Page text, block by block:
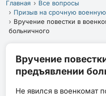
Главная
Все вопросы
Призыв на срочную
Вручение повестки в
больничного
Вручение
предъявлении
Не явился в военкомат